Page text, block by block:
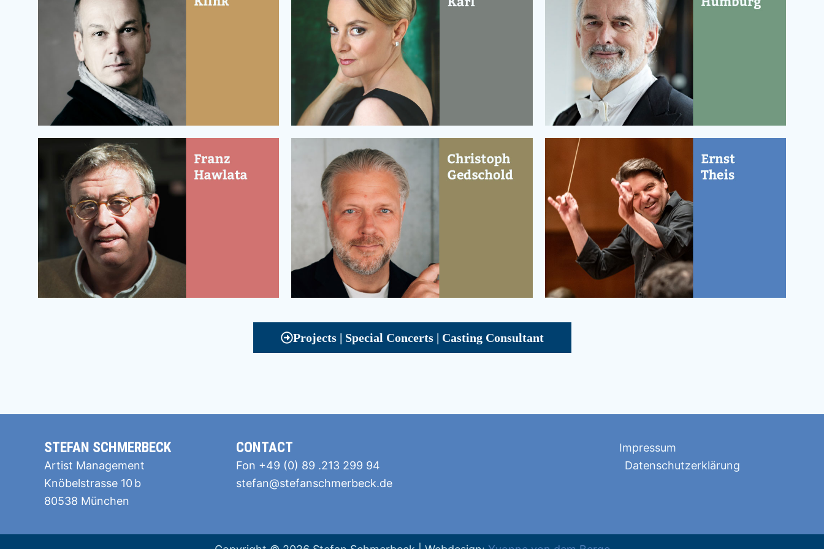
Projects | Special Concerts | Casting Consultant
STEFAN SCHMERBECK
Artist Management
Knöbelstrasse 10 b
80538 München
CONTACT
Fon +49 (0) 89 .213 299 94
stefan@stefanschmerbeck.de
Impressum
Datenschutzerklärung